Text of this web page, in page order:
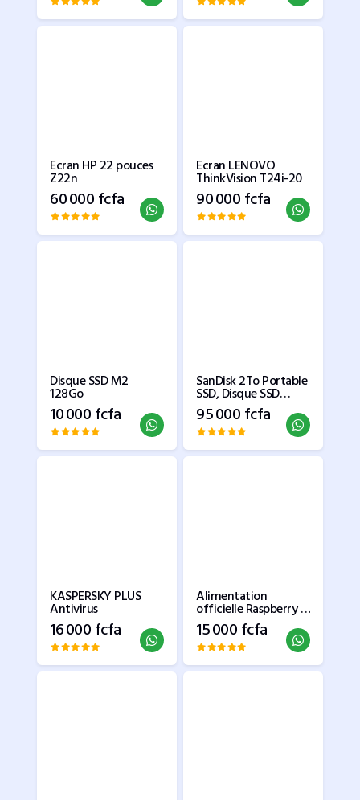
Ecran HP 22 pouces
Z22n
60 000 fcfa
Ecran LENOVO
ThinkVision T24i-20
90 000 fcfa
Disque SSD M2
128Go
10 000 fcfa
SanDisk 2To Portable
SSD, Disque SSD
externe, 520 Mo/s
95 000 fcfa
KASPERSKY PLUS
Antivirus
16 000 fcfa
Alimentation
officielle Raspberry Pi
5 27 W compatible
PD standard USB-C
PD 5.1 V 5 A pour RPI
5 EU
15 000 fcfa